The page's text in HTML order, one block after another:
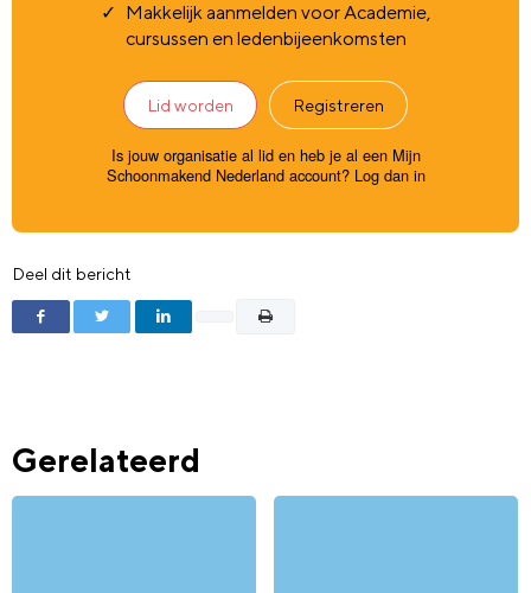
Makkelijk aanmelden voor Academie,
cursussen en ledenbijeenkomsten
Lid worden Registreren
Is jouw organisatie al lid en heb je al een Mijn
Schoonmakend Nederland account? Log dan in
Deel dit bericht
Gerelateerd